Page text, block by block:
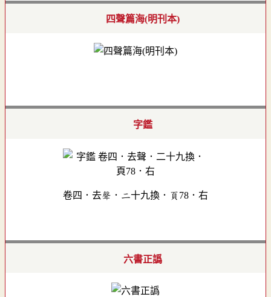
四聲篇海(明刊本)
字鑑
卷四．去聲．二十九換．頁78．右
六書正譌